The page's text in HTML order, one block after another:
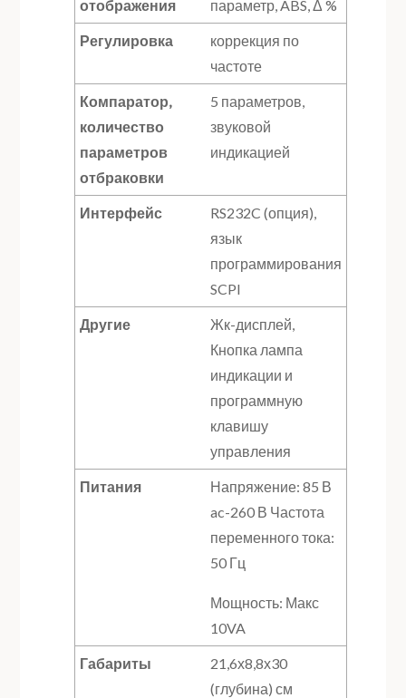
отображения параметр, ABS, Δ %
Регулировка
коррекция по
частоте
Компаратор,
количество
параметров
отбраковки
5 параметров,
звуковой
индикацией
Интерфейс
RS232C (опция),
язык
программирования
SCPI
Другие
Жк-дисплей,
Кнопка лампа
индикации и
программную
клавишу
управления
Питания
Напряжение: 85 В
ac-260 В Частота
переменного тока:
50 Гц
Мощность: Макс
10VA
Габариты
21,6х8,8х30
(глубина) см